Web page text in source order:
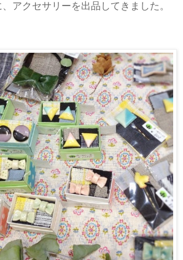
アクセサリーを出品してきました。